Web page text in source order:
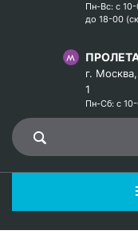
Пн-Вс: с
до 18-00
г.
1
Пн-Сб: с